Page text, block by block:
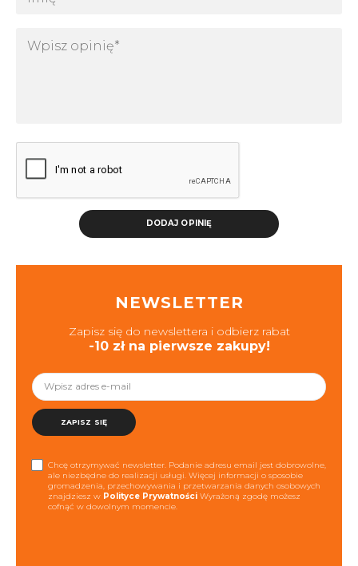
DODAJ OPINIĘ
NEWSLETTER
Zapisz się do newslettera i odbierz rabat
-10 zł na pierwsze zakupy!
ZAPISZ SIĘ
Chcę otrzymywać newsletter. Podanie adresu email jest dobrowolne,
ale niezbędne do realizacji usługi. Więcej informacji o sposobie
gromadzenia, przechowywania i przetwarzania danych osobowych
znajdziesz w Polityce Prywatności Wyrażoną zgodę możesz
cofnąć w dowolnym momencie.